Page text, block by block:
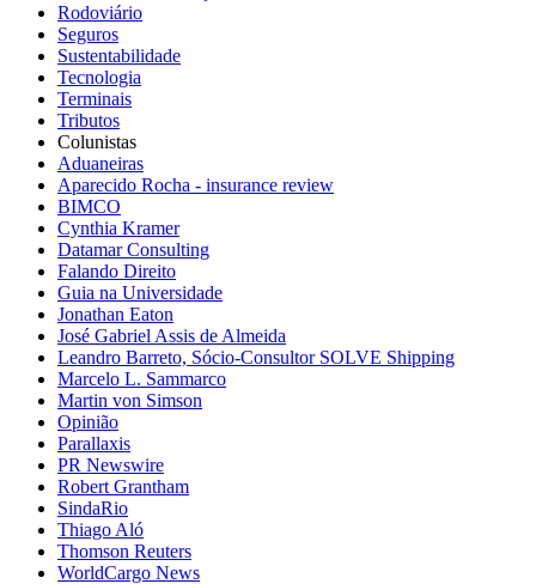
Rodoviário
Seguros
Sustentabilidade
Tecnologia
Terminais
Tributos
Colunistas
Aduaneiras
Aparecido Rocha - insurance review
BIMCO
Cynthia Kramer
Datamar Consulting
Falando Direito
Guia na Universidade
Jonathan Eaton
José Gabriel Assis de Almeida
Leandro Barreto, Sócio-Consultor SOLVE Shipping
Marcelo L. Sammarco
Martin von Simson
Opinião
Parallaxis
PR Newswire
Robert Grantham
SindaRio
Thiago Aló
Thomson Reuters
WorldCargo News